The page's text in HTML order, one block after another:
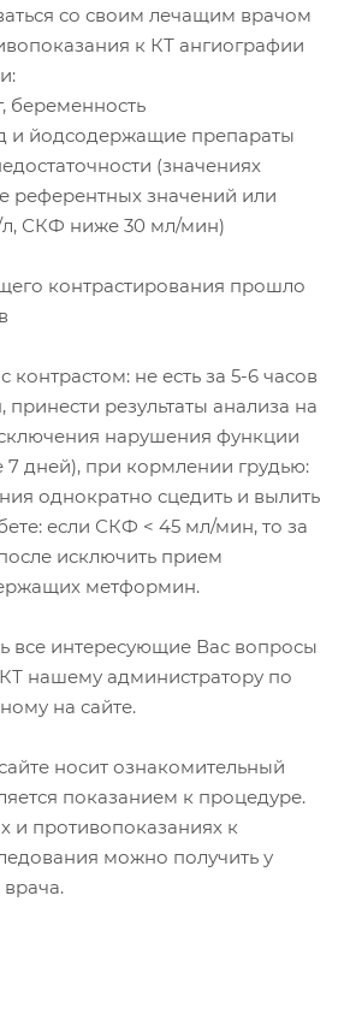
со своим лечащим врачом
к КТ ангиографии
беременность
и йодсодержащие препараты
(значениях
референтных значений или
л, СКФ ниже 30 мл/мин)
контрастирования прошло
контрастом: не есть за 5-6 часов
принести результаты анализа на
нарушения функции
7 дней), при кормлении грудью:
однократно сцедить и вылить
если СКФ < 45 мл/мин, то за
исключить прием
метформин.
все интересующие Вас вопросы
нашему администратору по
на сайте.
носит ознакомительный
показанием к процедуре.
и противопоказаниях к
можно получить у